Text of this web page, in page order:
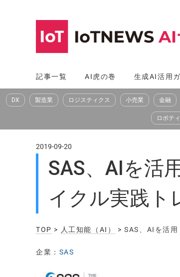
へ
ス
記事一覧 AI虎の巻 生成AI活用
DX 製造業 ロジスティクス 小売業 金融
ロボテ
2019-09-20
SAS、AIを活
イクル実践ト
TOP > 人工知能（AI） > SAS、AIを活
企業： SAS